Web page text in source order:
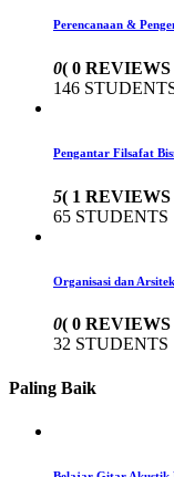
Perencanaan &
0( 0 REVIEWS
146
Pengantar Filsafat
5( 1 REVIEWS
65 STUDENTS
Organisasi dan
0( 0 REVIEWS
32 STUDENTS
Paling Baik